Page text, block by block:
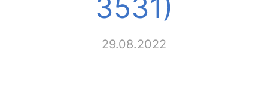
3531)
29.08.2022